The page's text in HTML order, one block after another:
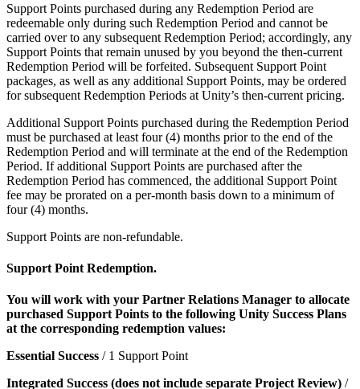
Support Points purchased during any Redemption Period are
redeemable only during such Redemption Period and cannot be
carried over to any subsequent Redemption Period; accordingly, any
Support Points that remain unused by you beyond the then-current
Redemption Period will be forfeited. Subsequent Support Point
packages, as well as any additional Support Points, may be ordered
for subsequent Redemption Periods at Unity’s then-current pricing.
Additional Support Points purchased during the Redemption Period
must be purchased at least four (4) months prior to the end of the
Redemption Period and will terminate at the end of the Redemption
Period. If additional Support Points are purchased after the
Redemption Period has commenced, the additional Support Point
fee may be prorated on a per-month basis down to a minimum of
four (4) months.
Support Points are non-refundable.
Support Point Redemption.
You will work with your Partner Relations Manager to allocate
purchased Support Points to the following Unity Success Plans
at the corresponding redemption values:
Essential Success / 1 Support Point
Integrated Success (does not include separate Project Review) /